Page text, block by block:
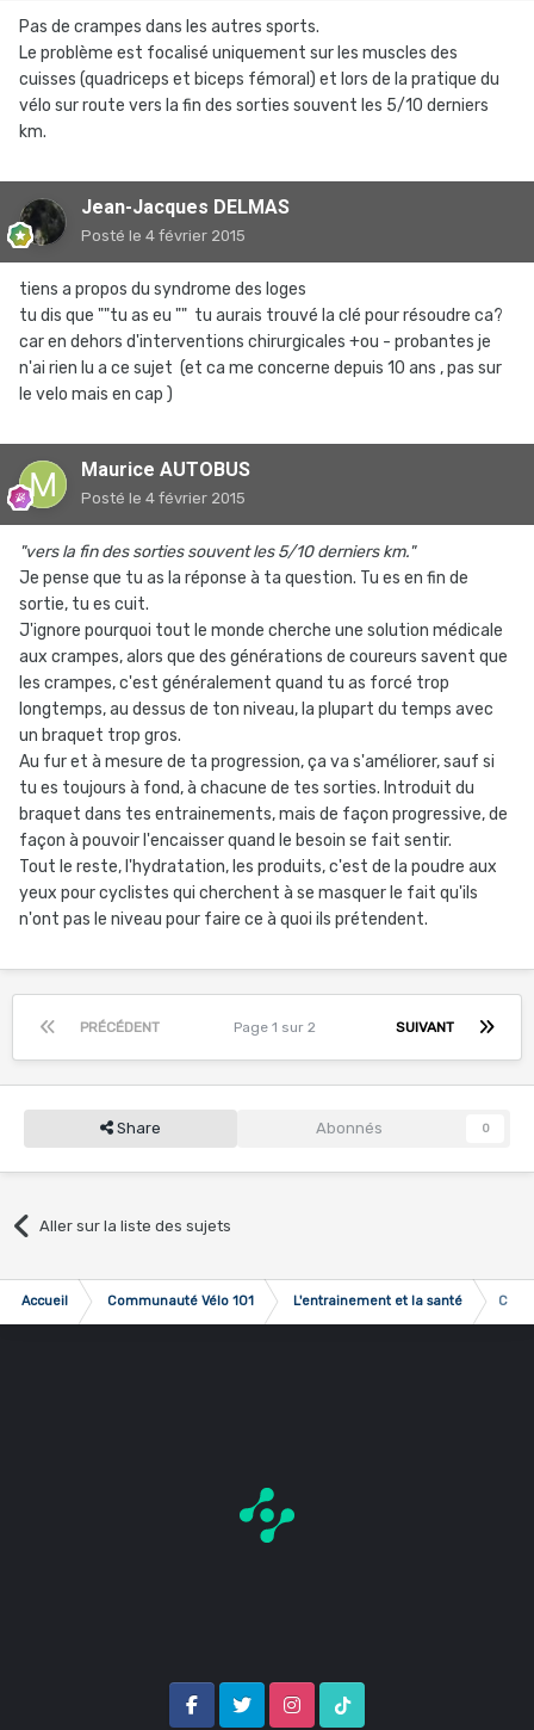
Pas de crampes dans les autres sports.
Le problème est focalisé uniquement sur les muscles des
cuisses (quadriceps et biceps fémoral) et lors de la pratique du
vélo sur route vers la fin des sorties souvent les 5/10 derniers
km.
Jean-Jacques DELMAS
Posté le 4 février 2015
tiens a propos du syndrome des loges
tu dis que ""tu as eu "" tu aurais trouvé la clé pour résoudre ca?
car en dehors d'interventions chirurgicales +ou - probantes je
n'ai rien lu a ce sujet (et ca me concerne depuis 10 ans , pas sur
le velo mais en cap )
Maurice AUTOBUS
Posté le 4 février 2015
"vers la fin des sorties souvent les 5/10 derniers km."
Je pense que tu as la réponse à ta question. Tu es en fin de
sortie, tu es cuit.
J'ignore pourquoi tout le monde cherche une solution médicale
aux crampes, alors que des générations de coureurs savent que
les crampes, c'est généralement quand tu as forcé trop
longtemps, au dessus de ton niveau, la plupart du temps avec
un braquet trop gros.
Au fur et à mesure de ta progression, ça va s'améliorer, sauf si
tu es toujours à fond, à chacune de tes sorties. Introduit du
braquet dans tes entrainements, mais de façon progressive, de
façon à pouvoir l'encaisser quand le besoin se fait sentir.
Tout le reste, l'hydratation, les produits, c'est de la poudre aux
yeux pour cyclistes qui cherchent à se masquer le fait qu'ils
n'ont pas le niveau pour faire ce à quoi ils prétendent.
PRÉCÉDENT SUIVANT
Page 1 sur 2
Share Abonnés 0
Aller sur la liste des sujets
Accueil Communauté Vélo 101 L'entrainement et la santé
FacebookTwitter InstagramTik Tok